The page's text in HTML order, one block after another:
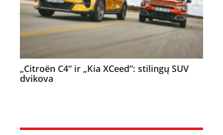
„Citroën C4“ ir „Kia XCeed“: stilingų SUV
dvikova